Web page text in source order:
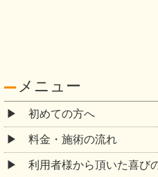
メニュー
初めての方へ
料金・施術の流れ
利用者様から頂いた喜び